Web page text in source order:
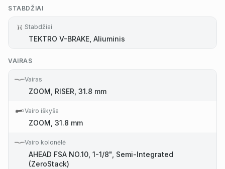
STABDŽIAI
Stabdžiai
TEKTRO V-BRAKE, Aliuminis
VAIRAS
Vairas
ZOOM, RISER, 31.8 mm
Vairo iškyša
ZOOM, 31.8 mm
Vairo kolonėlė
AHEAD FSA NO.10, 1-1/8", Semi-Integrated
(ZeroStack)